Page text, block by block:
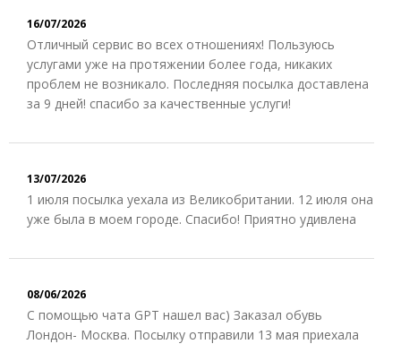
16/07/2026
Отличный сервис во всех отношениях! Пользуюсь
услугами уже на протяжении более года, никаких
проблем не возникало. Последняя посылка доставлена
за 9 дней! спасибо за качественные услуги!
13/07/2026
1 июля посылка уехала из Великобритании. 12 июля она
уже была в моем городе. Спасибо! Приятно удивлена
08/06/2026
С помощью чата GPT нашел вас) Заказал обувь
Лондон- Москва. Посылку отправили 13 мая приехала